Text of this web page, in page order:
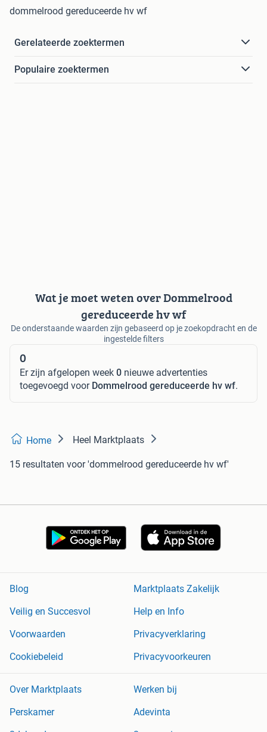
dommelrood gereduceerde hv wf
Gerelateerde zoektermen
Populaire zoektermen
Wat je moet weten over Dommelrood
gereduceerde hv wf
De onderstaande waarden zijn gebaseerd op je zoekopdracht en de
ingestelde filters
0
Er zijn afgelopen week 0 nieuwe advertenties
toegevoegd voor Dommelrood gereduceerde hv wf.
Home Heel Marktplaats
15 resultaten voor 'dommelrood gereduceerde hv wf'
Blog
Marktplaats Zakelijk
Veilig en Succesvol
Help en Info
Voorwaarden
Privacyverklaring
Cookiebeleid
Privacyvoorkeuren
Over Marktplaats
Werken bij
Perskamer
Adevinta